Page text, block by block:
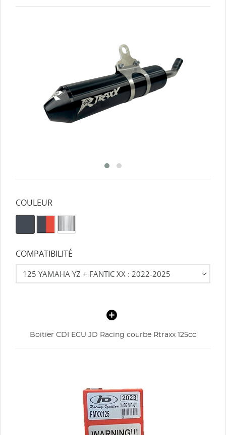
COULEUR
COMPATIBILITÉ
Boitier CDI ECU JD Racing courbe Rtraxx 125cc